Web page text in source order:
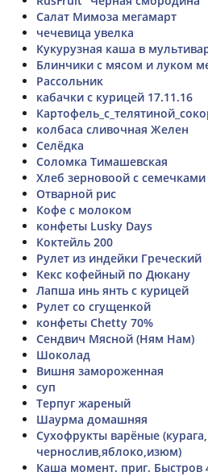
Салат Мимоза мегамарт
чечевица увелка
Кукурузная каша в
Блинчики с мясом и луком
Рассольник
кабачки с курицей 17.11.16
колбаса сливочная Желен
Селёдка
Соломка Тимашевская
Хлеб зерновоой с семечками
Отварной рис
Кофе с молоком
конфеты Lusky Days
Коктейль 200
Рулет из индейки Греческий
Кекс кофейный по Дюкану
Лапша инь янть с курицей
Рулет со сгущенкой
конфеты Chetty 70%
Сендвич Мясной (Ням Нам)
Шоколад
Вишня замороженная
суп
Терпуг жареный
Шаурма домашняя
Сухофрукты варёные (курага,
чернослив,яблоко,изюм)
Каша момент. приг. Быстров